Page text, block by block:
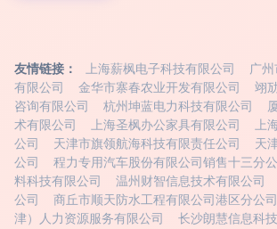
友情链接： 上海薪枫电子科技有限公司
广
有限公司
金华市寨春农业开发有限公司
翊
咨询有限公司
杭州坤蓝电力科技有限公司
术有限公司
上海圣枫办公家具有限公司
上
公司
天津市旗领航海科技有限责任公司
天
公司
程力专用汽车股份有限公司销售十三分
料科技有限公司
温州财智信息技术有限公司
公司
商丘市顺天防水工程有限公司港区分公司
津）人力资源服务有限公司
长沙朗慧信息科